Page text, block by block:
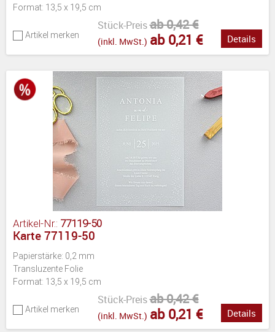
Format: 13,5 x 19,5 cm
Artikel merken
Stück-Preisab 0,42 €
(inkl. MwSt.) ab 0,21 € Details
Artikel-Nr.: 77119-50
Karte 77119-50
Papierstärke: 0,2 mm
Transluzente Folie
Format: 13,5 x 19,5 cm
Artikel merken
Stück-Preisab 0,42 €
(inkl. MwSt.) ab 0,21 € Details